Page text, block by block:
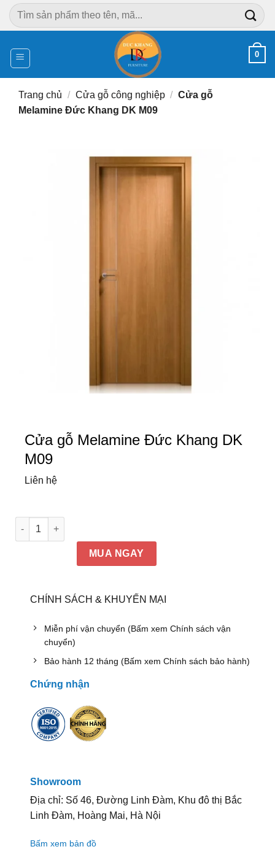
Chuyển
đến
dung
Tìm
kiếm:
0
Trang chủ / Cửa gỗ công nghiệp / Cửa gỗ
Melamine Đức Khang DK M09
Cửa gỗ Melamine Đức Khang DK
M09
Liên hệ
Cửa gỗ Melamine Đức Khang DK M09 số lượng
MUA NGAY
CHÍNH SÁCH & KHUYẾN MẠI
Miễn phí vận chuyển (Bấm xem Chính sách vận
chuyển)
Bảo hành 12 tháng (Bấm xem Chính sách bảo hành)
Chứng nhận
Showroom
Địa chỉ: Số 46, Đường Linh Đàm, Khu đô thị Bắc
Linh Đàm, Hoàng Mai, Hà Nội
Bấm xem bản đồ